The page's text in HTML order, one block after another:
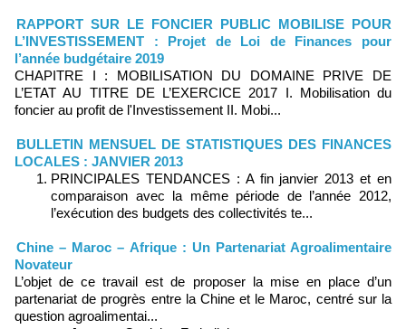
RAPPORT SUR LE FONCIER PUBLIC MOBILISE POUR
L’INVESTISSEMENT : Projet de Loi de Finances pour
l’année budgétaire 2019
CHAPITRE I : MOBILISATION DU DOMAINE PRIVE DE
L’ETAT AU TITRE DE L’EXERCICE 2017 I. Mobilisation du
foncier au profit de l'Investissement II. Mobi...
BULLETIN MENSUEL DE STATISTIQUES DES FINANCES
LOCALES : JANVIER 2013
PRINCIPALES TENDANCES : A fin janvier 2013 et en
comparaison avec la même période de l’année 2012,
l’exécution des budgets des collectivités te...
Chine – Maroc – Afrique : Un Partenariat Agroalimentaire
Novateur
L’objet de ce travail est de proposer la mise en place d’un
partenariat de progrès entre la Chine et le Maroc, centré sur la
question agroalimentai...